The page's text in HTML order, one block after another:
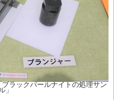
ラックパールナイトの処理サン
」